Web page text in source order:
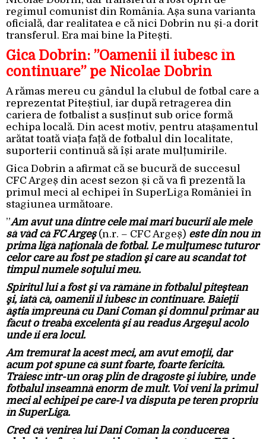
regimul comunist din România. Așa suna varianta
oficială, dar realitatea e că nici Dobrin nu și-a dorit
transferul. Era mai bine la Pitești.
Gica Dobrin: ”Oamenii îl iubesc în
continuare” pe Nicolae Dobrin
A rămas mereu cu gândul la clubul de fotbal care a
reprezentat Piteștiul, iar după retragerea din
cariera de fotbalist a susținut sub orice formă
echipa locală. Din acest motiv, pentru atașamentul
arătat toată viața față de fotbalul din localitate,
suporterii continuă să își arate mulțumirile.
Gica Dobrin a afirmat că se bucură de succesul
CFC Argeș din acest sezon și că va fi prezentă la
primul meci al echipei în SuperLiga României în
stagiunea următoare.
”Am avut una dintre cele mai mari bucurii ale mele
să văd că FC Argeş (n.r. – CFC Argeș) este din nou în
prima ligă naţională de fotbal. Le mulţumesc tuturor
celor care au fost pe stadion şi care au scandat tot
timpul numele soţului meu.
Spiritul lui a fost şi va rămâne în fotbalul piteştean
şi, iată că, oamenii îl iubesc în continuare. Băieţii
ăştia împreună cu Dani Coman şi domnul primar au
făcut o treabă excelentă şi au readus Argeşul acolo
unde îi era locul.
Am tremurat la acest meci, am avut emoţii, dar
acum pot spune că sunt foarte, foarte fericită.
Trăiesc într-un oraş plin de dragoste şi iubire, unde
fotbalul înseamnă enorm de mult. Voi veni la primul
meci al echipei pe care-l va disputa pe teren propriu
în SuperLiga.
Cred că venirea lui Dani Coman la conducerea